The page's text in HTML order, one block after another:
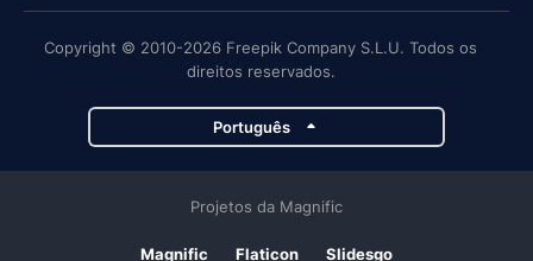
Copyright © 2010-2026 Freepik Company S.L.U. Todos os
direitos reservados.
Português
Projetos da Magnific
Magnific Flaticon Slidesgo